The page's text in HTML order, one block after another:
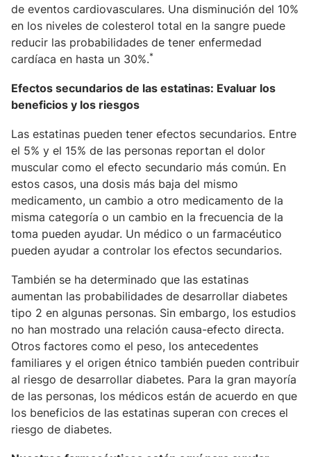
de eventos cardiovasculares. Una disminución del 10%
en los niveles de colesterol total en la sangre puede
reducir las probabilidades de tener enfermedad
cardíaca en hasta un 30%.*
Efectos secundarios de las estatinas: Evaluar los
beneficios y los riesgos
Las estatinas pueden tener efectos secundarios. Entre
el 5% y el 15% de las personas reportan el dolor
muscular como el efecto secundario más común. En
estos casos, una dosis más baja del mismo
medicamento, un cambio a otro medicamento de la
misma categoría o un cambio en la frecuencia de la
toma pueden ayudar. Un médico o un farmacéutico
pueden ayudar a controlar los efectos secundarios.
También se ha determinado que las estatinas
aumentan las probabilidades de desarrollar diabetes
tipo 2 en algunas personas. Sin embargo, los estudios
no han mostrado una relación causa-efecto directa.
Otros factores como el peso, los antecedentes
familiares y el origen étnico también pueden contribuir
al riesgo de desarrollar diabetes. Para la gran mayoría
de las personas, los médicos están de acuerdo en que
los beneficios de las estatinas superan con creces el
riesgo de diabetes.